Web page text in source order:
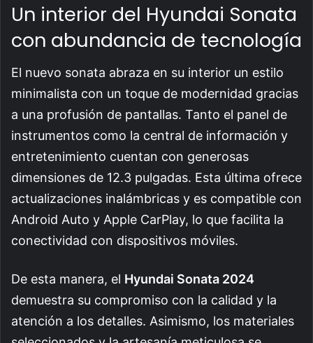
Un interior del Hyundai Sonata
con abundancia de tecnología
El nuevo sonata abraza en su interior un estilo
minimalista con un toque de modernidad gracias
a una profusión de pantallas. Tanto el panel de
instrumentos como la central de información y
entretenimiento cuentan con generosas
dimensiones de 12.3 pulgadas. Esta última ofrece
actualizaciones inalámbricas y es compatible con
Android Auto y Apple CarPlay, lo que facilita la
conectividad con dispositivos móviles.
De esta manera, el Hyundai Sonata 2024
demuestra su compromiso con la calidad y la
atención a los detalles. Asimismo, los materiales